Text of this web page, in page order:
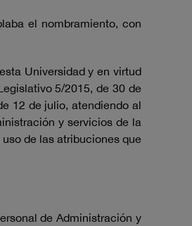
el nombramiento, con
Universidad y en virtud
5/2015, de 30 de
12 de julio, atendiendo al
y servicios de la
de las atribuciones que
de Administración y